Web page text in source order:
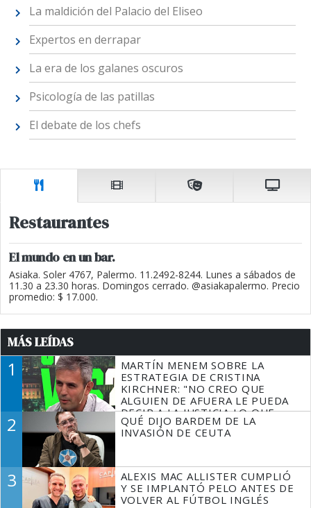
La maldición del Palacio del Eliseo
Expertos en derrapar
La era de los galanes oscuros
Psicología de las patillas
El debate de los chefs
Restaurantes
El mundo en un bar.
Asiaka. Soler 4767, Palermo. 11.2492-8244. Lunes a sábados de
11.30 a 23.30 horas. Domingos cerrado. @asiakapalermo. Precio
promedio: $ 17.000.
MÁS LEÍDAS
1
MARTÍN MENEM SOBRE LA
ESTRATEGIA DE CRISTINA
KIRCHNER: "NO CREO QUE
ALGUIEN DE AFUERA LE PUEDA
DECIR A LA JUSTICIA LO QUE
TIENE QUE HACER"
2
QUÉ DIJO BARDEM DE LA
INVASIÓN DE CEUTA
3
ALEXIS MAC ALLISTER CUMPLIÓ
Y SE IMPLANTÓ PELO ANTES DE
VOLVER AL FÚTBOL INGLÉS